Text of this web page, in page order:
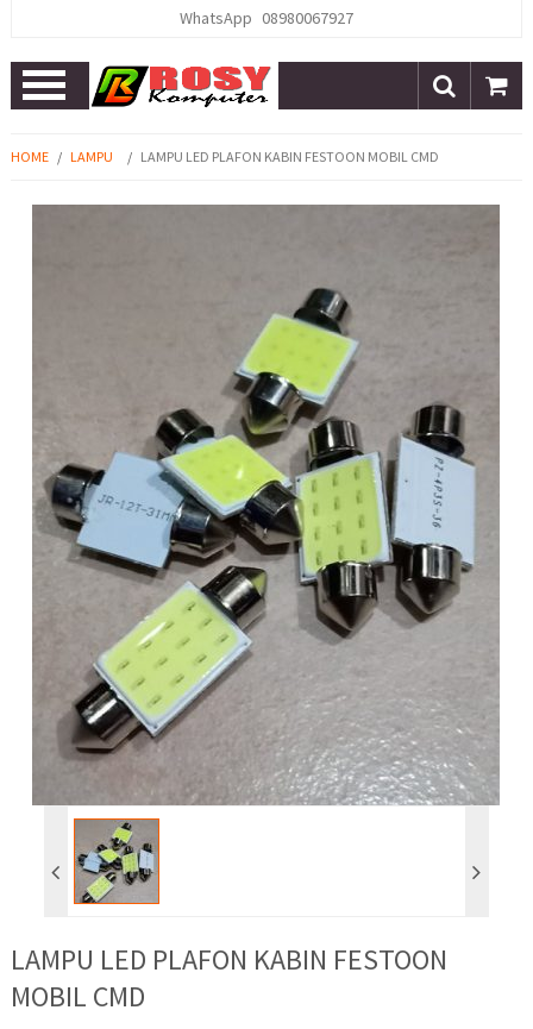
WhatsApp 08980067927
Open
Menu
HOME / LAMPU / LAMPU LED PLAFON KABIN FESTOON MOBIL CMD
LAMPU LED PLAFON KABIN FESTOON
MOBIL CMD